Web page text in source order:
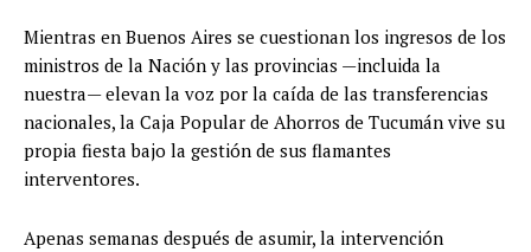
Mientras en Buenos Aires se cuestionan los ingresos de los
ministros de la Nación y las provincias —incluida la
nuestra— elevan la voz por la caída de las transferencias
nacionales, la Caja Popular de Ahorros de Tucumán vive su
propia fiesta bajo la gestión de sus flamantes
interventores.
Apenas semanas después de asumir, la intervención